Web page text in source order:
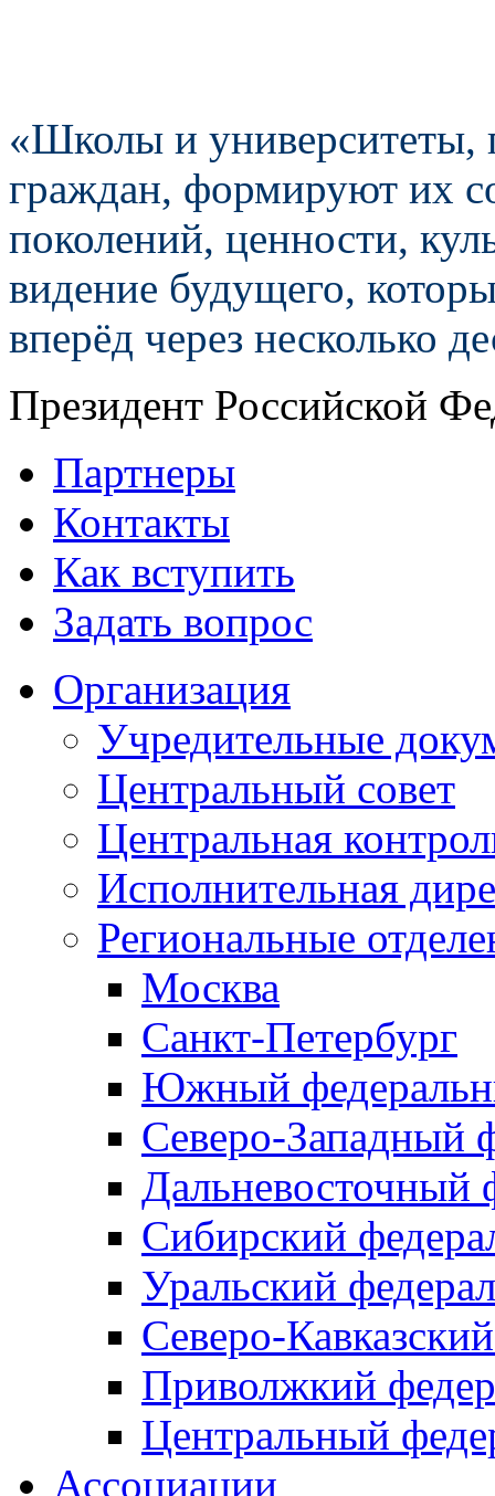
«Школы и университеты,
граждан, формируют их
поколений, ценности,
видение будущего,
вперёд через несколько
Президент Российской
Партнеры
Контакты
Как вступить
Задать вопрос
Организация
Учредительные
Центральный совет
Центральная
Исполнительная
Региональные
Москва
Санкт-Петербург
Южный
Северо-Западный
Дальневосточный
Сибирский
Уральский
Северо-
Приволжкий
Центральный
Ассоциации